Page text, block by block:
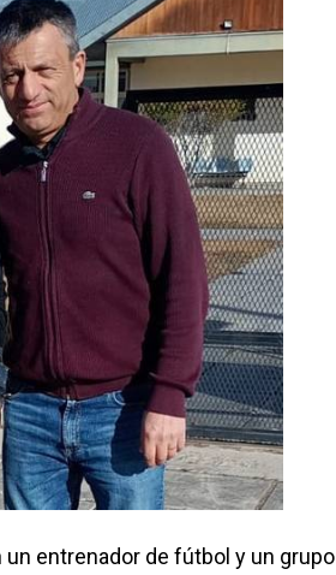
entrenador de fútbol y un